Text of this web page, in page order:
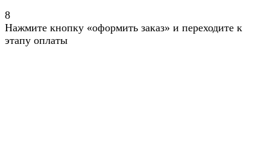
8
Нажмите кнопку «оформить заказ» и переходите к
этапу оплаты